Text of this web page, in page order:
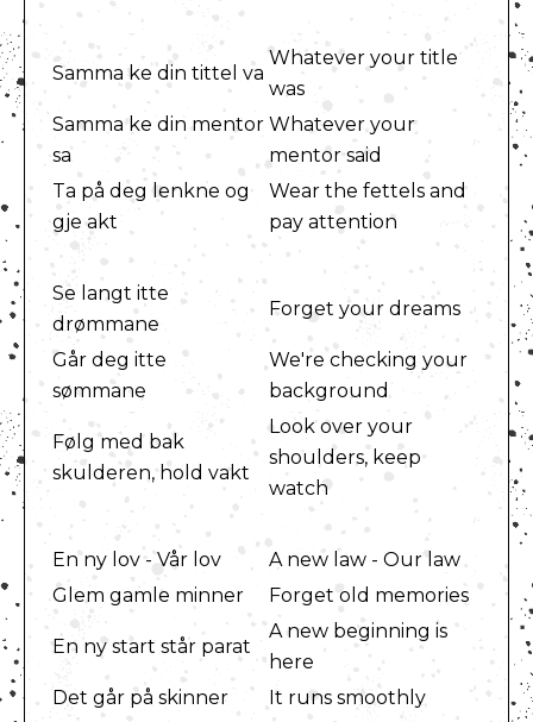
Samma ke din tittel va
Whatever your title
was
Samma ke din mentor
sa
Whatever your
mentor said
Ta på deg lenkne og
gje akt
Wear the fettels and
pay attention
Se langt itte
drømmane
Forget your dreams
Går deg itte
sømmane
We're checking your
background
Følg med bak
skulderen, hold vakt
Look over your
shoulders, keep
watch
En ny lov - Vår lov
A new law - Our law
Glem gamle minner
Forget old memories
En ny start står parat
A new beginning is
here
Det går på skinner
It runs smoothly